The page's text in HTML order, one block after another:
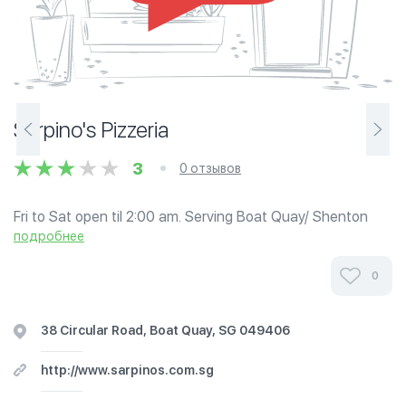
Sarpino's Pizzeria
3 0 отзывов
Fri to Sat open til 2:00 am. Serving Boat Quay/ Shenton
Way/ Tg. Pagar/ North Bridge Road.
подробнее
0
38 Circular Road, Boat Quay, SG 049406
http://www.sarpinos.com.sg